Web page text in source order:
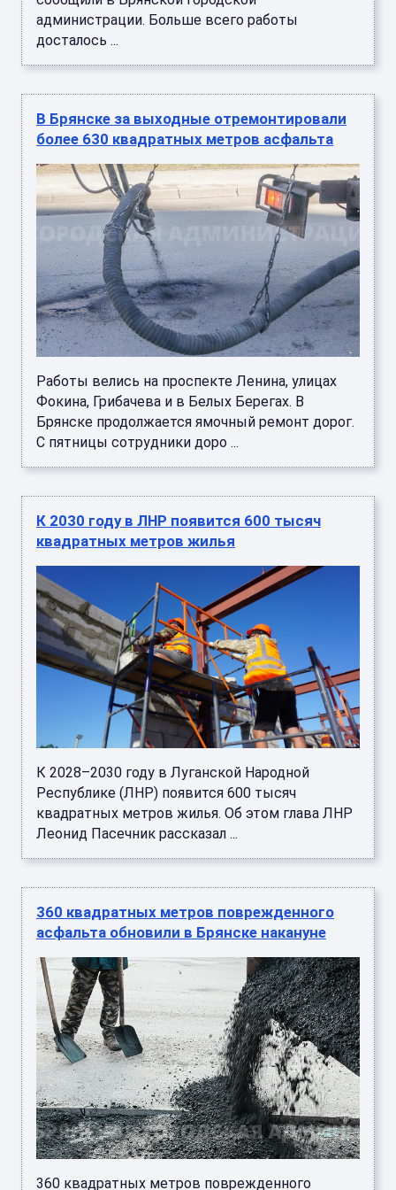
администрации. Больше всего работы
досталось ...
В Брянске за выходные отремонтировали
более 630 квадратных метров асфальта
Работы велись на проспекте Ленина, улицах
Фокина, Грибачева и в Белых Берегах. В
Брянске продолжается ямочный ремонт дорог.
С пятницы сотрудники доро ...
К 2030 году в ЛНР появится 600 тысяч
квадратных метров жилья
К 2028–2030 году в Луганской Народной
Республике (ЛНР) появится 600 тысяч
квадратных метров жилья. Об этом глава ЛНР
Леонид Пасечник рассказал ...
360 квадратных метров поврежденного
асфальта обновили в Брянске накануне
360 квадратных метров поврежденного